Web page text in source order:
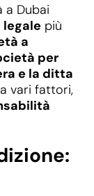
a Dubai
più
a
per
e la ditta
vari fattori,